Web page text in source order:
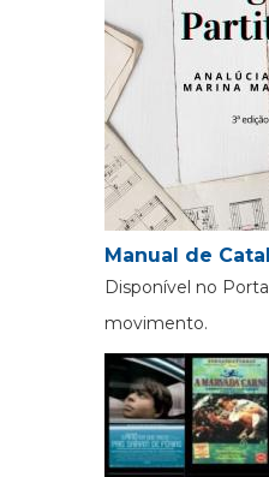
Manual de
Disponível no
movimento.